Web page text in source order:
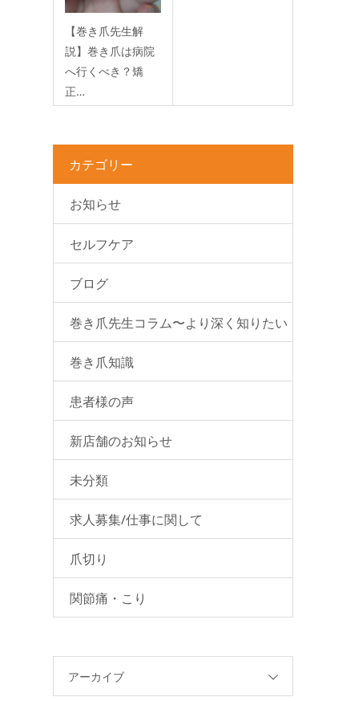
【巻き爪先生解
説】巻き爪は病院
へ行くべき？矯
正…
2026.06.1
カテゴリー
お知らせ
セルフケア
ブログ
巻き爪先生コラム〜より深く知りたい
方へ〜
巻き爪知識
患者様の声
新店舗のお知らせ
未分類
求人募集/仕事に関して
爪切り
関節痛・こり
アーカイブ